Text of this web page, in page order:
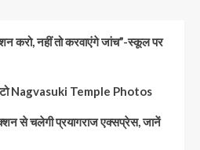
करो, नहीं तो करवाएंगे जांच”-स्कूल पर
Nagvasuki Temple Photos
से चलेगी प्रयागराज एक्सप्रेस, जानें